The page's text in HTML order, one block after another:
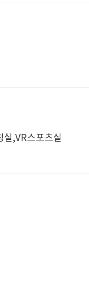
,VR스포츠실